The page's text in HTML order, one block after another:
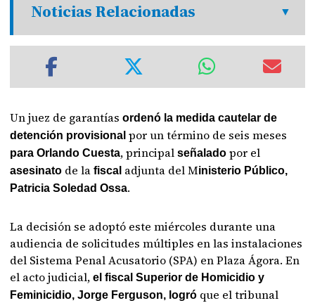
Noticias Relacionadas
Un juez de garantíasordenó la medida cautelar de
detención provisionalpor un término de seis meses
para Orlando Cuesta, principalseñaladopor el
asesinato de la fiscal adjunta del Ministerio Público,
Patricia Soledad Ossa.
La decisión se adoptó este miércoles durante una
audiencia de solicitudes múltiples en las instalaciones
del Sistema Penal Acusatorio (SPA) en Plaza Ágora. En
el acto judicial,el fiscal Superior de Homicidio y
Feminicidio, Jorge Ferguson, logró que el tribunal